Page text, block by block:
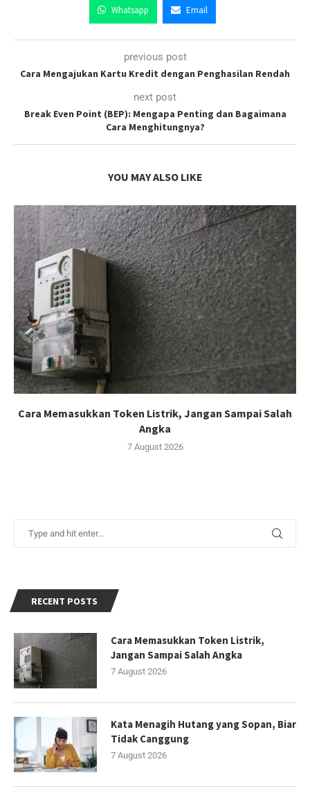
Whatsapp Email
previous post
Cara Mengajukan Kartu Kredit dengan Penghasilan Rendah
next post
Break Even Point (BEP): Mengapa Penting dan Bagaimana
Cara Menghitungnya?
YOU MAY ALSO LIKE
Cara Memasukkan Token Listrik, Jangan Sampai Salah
Angka
7 August 2026
RECENT POSTS
Cara Memasukkan Token Listrik,
Jangan Sampai Salah Angka
7 August 2026
Kata Menagih Hutang yang Sopan, Biar
Tidak Canggung
7 August 2026